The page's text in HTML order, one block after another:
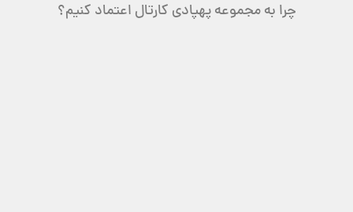
چرا به مجموعه پهپادی کارتال اعتماد کنیم؟